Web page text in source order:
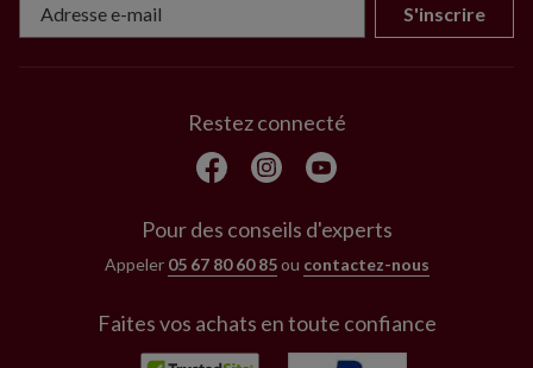
S'inscrire
Restez connecté
Pour des conseils d'experts
Appeler 05 67 80 60 85ou contactez-nous
Faites vos achats en toute confiance